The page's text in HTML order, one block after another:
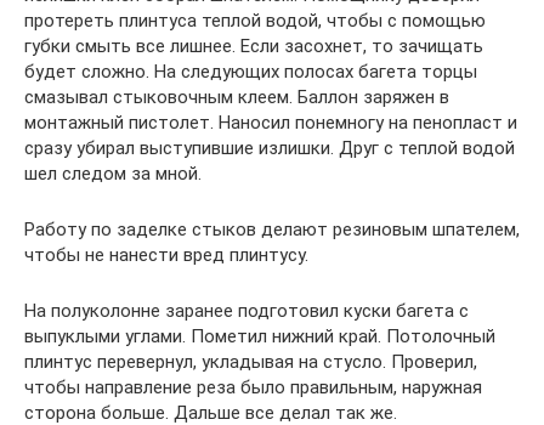
протереть плинтуса теплой водой, чтобы с помощью
губки смыть все лишнее. Если засохнет, то зачищать
будет сложно. На следующих полосах багета торцы
смазывал стыковочным клеем. Баллон заряжен в
монтажный пистолет. Наносил понемногу на пенопласт и
сразу убирал выступившие излишки. Друг с теплой водой
шел следом за мной.
Работу по заделке стыков делают резиновым шпателем,
чтобы не нанести вред плинтусу.
На полуколонне заранее подготовил куски багета с
выпуклыми углами. Пометил нижний край. Потолочный
плинтус перевернул, укладывая на стусло. Проверил,
чтобы направление реза было правильным, наружная
сторона больше. Дальше все делал так же.